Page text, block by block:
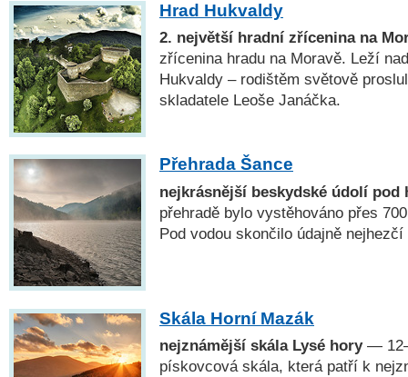
Hrad Hukvaldy
2. největší hradní zřícenina na
zřícenina hradu na Moravě. Leží
Hukvaldy – rodištěm světově
skladatele Leoše Janáčka.
Přehrada Šance
nejkrásnější beskydské údolí pod
přehradě bylo vystěhováno přes
Pod vodou skončilo údajně
Skála Horní Mazák
nejznámější skála Lysé hory—
pískovcová skála, která patří k